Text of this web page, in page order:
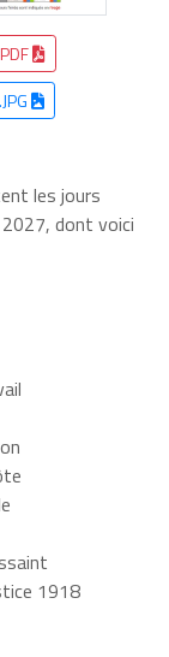
les jours
dont voici
1918